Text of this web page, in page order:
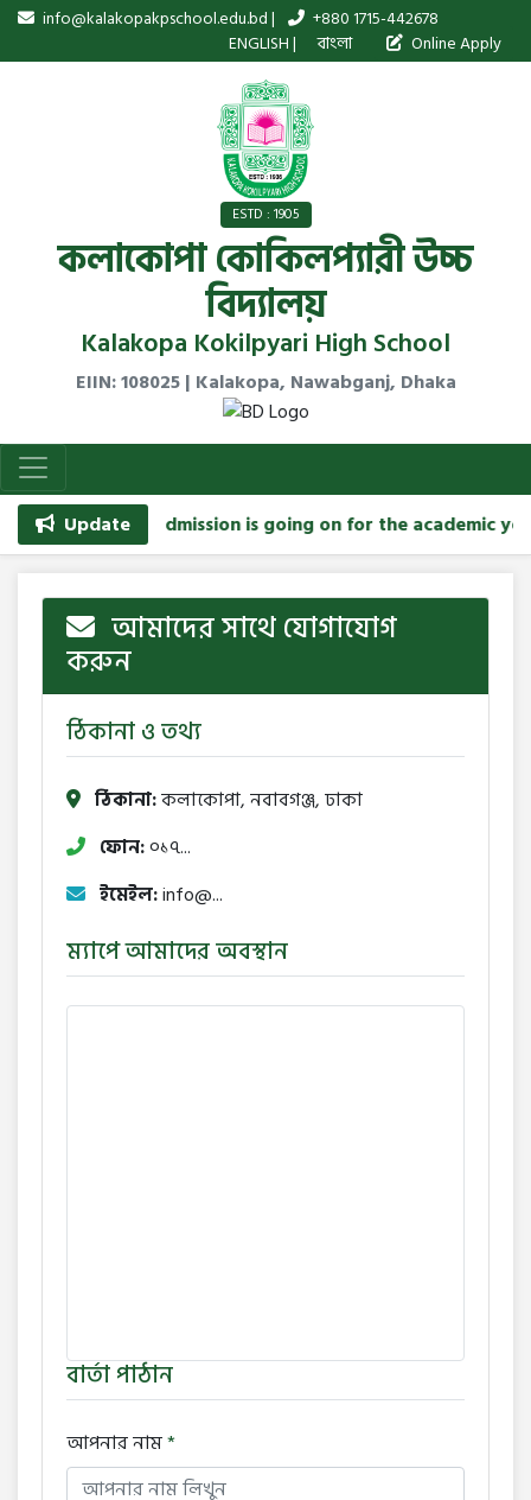
info@kalakopakpschool.edu.bd |
+880 1715-442678
ENGLISH| বাংলা Online Apply
ESTD : 1905
কলাকোপা কোকিলপ্যারী উচ্চ
বিদ্যালয়
Kalakopa Kokilpyari High School
EIIN: 108025 | Kalakopa, Nawabganj, Dhaka
Update★ Admission is going on for the academic year
আমাদের সাথে যোগাযোগ
করুন
ঠিকানা ও তথ্য
ঠিকানা:কলাকোপা, নবাবগঞ্জ, ঢাকা
ফোন:০১৭...
ইমেইল:info@...
ম্যাপে আমাদের অবস্থান
বার্তা পাঠান
আপনার নাম*